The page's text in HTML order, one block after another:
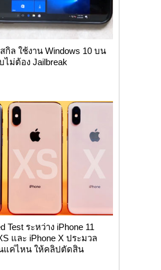
กิล ใช้งาน Windows 10 บน
ไม่ต้อง Jailbreak
Test ระหว่าง iPhone 11
และ iPhone X ประมวล
แค่ไหน ให้คลิปตัดสิน